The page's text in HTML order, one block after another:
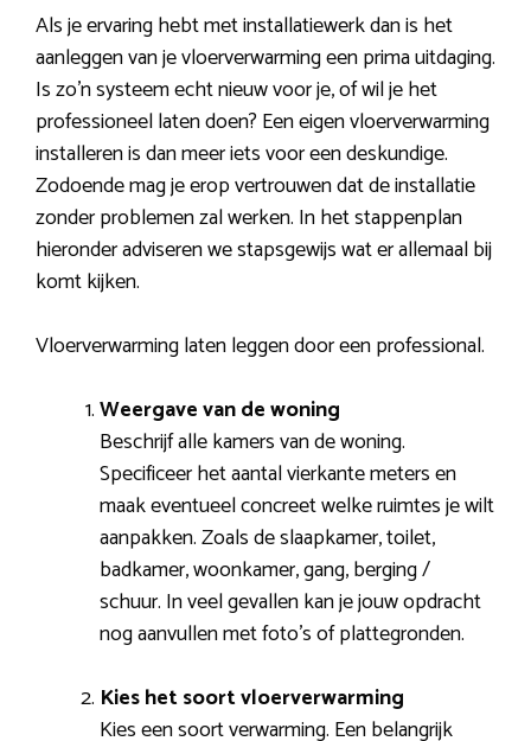
Als je ervaring hebt met installatiewerk dan is het
aanleggen van je vloerverwarming een prima uitdaging.
Is zo’n systeem echt nieuw voor je, of wil je het
professioneel laten doen? Een eigen vloerverwarming
installeren is dan meer iets voor een deskundige.
Zodoende mag je erop vertrouwen dat de installatie
zonder problemen zal werken. In het stappenplan
hieronder adviseren we stapsgewijs wat er allemaal bij
komt kijken.
Vloerverwarming laten leggen door een professional.
Weergave van de woning
Beschrijf alle kamers van de woning.
Specificeer het aantal vierkante meters en
maak eventueel concreet welke ruimtes je wilt
aanpakken. Zoals de slaapkamer, toilet,
badkamer, woonkamer, gang, berging /
schuur. In veel gevallen kan je jouw opdracht
nog aanvullen met foto’s of plattegronden.
Kies het soort vloerverwarming
Kies een soort verwarming. Een belangrijk